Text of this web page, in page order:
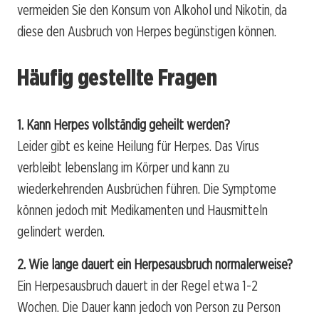
vermeiden Sie den Konsum von Alkohol und Nikotin, da
diese den Ausbruch von Herpes begünstigen können.
Häufig gestellte Fragen
1. Kann Herpes vollständig geheilt werden?
Leider gibt es keine Heilung für Herpes. Das Virus
verbleibt lebenslang im Körper und kann zu
wiederkehrenden Ausbrüchen führen. Die Symptome
können jedoch mit Medikamenten und Hausmitteln
gelindert werden.
2. Wie lange dauert ein Herpesausbruch normalerweise?
Ein Herpesausbruch dauert in der Regel etwa 1-2
Wochen. Die Dauer kann jedoch von Person zu Person